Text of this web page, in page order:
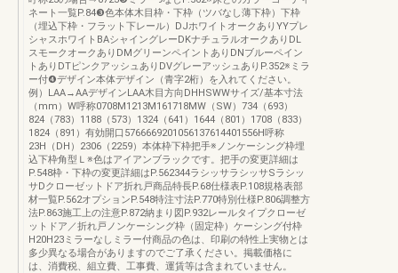
ネート一覧P.84❸色本体木目枠・下枠（ツバなし薄下枠）下枠
（埋込下枠・フラット下レール）DJホワイトオークありYYプレ
シャスホワイトBAシャイングレーDKナチュラルオークありDL
スモークオークありDMグリーンペイントありDNブルーペイン
トありDTピンクアッシュありDVグレーアッシュありP.352※ミラ
ー付❹デザイン本体デザイン（青字2桁）を入れてください。
例）LAA→AAデザインLAA木目方向DHHSWWサイズ/基本寸法
（mm）W呼称0708M1213M161718MW（SW）734（693）
824（783）1188（573）1324（641）1644（801）1708（833）
1824（891）有効開口5766669201056137614401556H呼称
23H（DH）2306（2259）本体枠下枠把手※ノンケーシング枠埋
込下枠角型Ｌ※色はアイアンブラックです。把手の変更詳細は
P.548枠・下枠の変更詳細はP.562344ラシッサラシッサSラシッ
サDクローゼットドア折れ戸商品特長P.68仕様表P.108規格表部
材一覧P.562オプションP.548特注寸法P.770特別仕様P.806調整方
法P.863施工上の注意P.872納まり図P.932レールタイプクローゼ
ットドア／折れ戸ノンケーシング枠（固定枠）ケーシング付枠
H20H23ミラーなしミラー付商品の色は、印刷の特性上実物とは
多少異なる場合がありますのでご了承ください。掲載価格に
は、消費税、組立費、工事費、運賃等は含まれていません。